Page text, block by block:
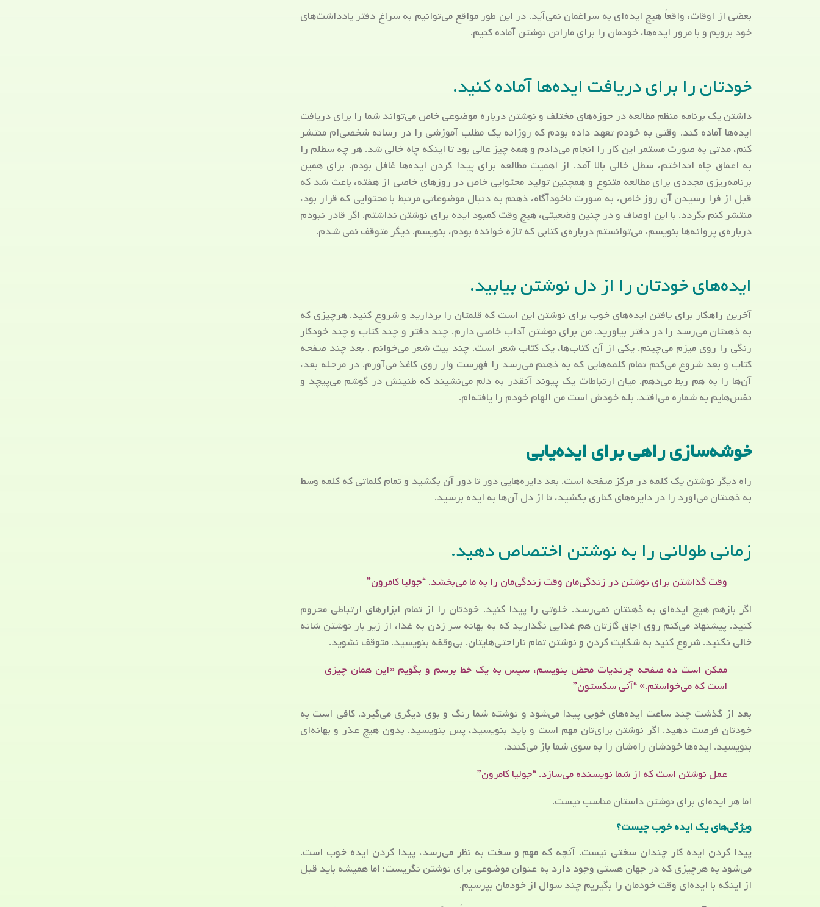
بعضی از اوقات، واقعاً هیچ ایده‌ای به سراغمان نمی‌آید. در این طور مواقع می‌توانیم به سراغ دفتر یادداشت‌های
خود برویم و با مرور ایده‌ها، خودمان را برای ماراتن نوشتن آماده کنیم.
خودتان را برای دریافت ایده‌ها آماده کنید.
داشتن یک برنامه منظم مطالعه در حوزه‌های مختلف و نوشتن درباره موضوعی خاص می‌تواند شما را برای دریافت
ایده‌ها آماده کند. وقتی به خودم تعهد داده بودم که روزانه یک مطلب آموزشی را در رسانه شخصی‌ام منتشر
کنم، مدتی به صورت مستمر این کار را انجام می‌دادم و همه چیز عالی بود تا اینکه چاه خالی شد. هر چه سطلم را
به اعماق چاه انداختم، سطل خالی بالا آمد. از اهمیت مطالعه برای پیدا کردن ایده‌ها غافل بودم. برای همین
برنامه‌ریزی مجددی برای مطالعه متنوع و همچنین تولید محتوایی خاص در روزهای خاصی از هفته، باعث شد که
قبل از فرا رسیدن آن روز خاص، به صورت ناخودآگاه، ذهنم به دنبال موضوعاتی مرتبط با محتوایی که قرار بود،
منتشر کنم بگردد. با این اوصاف و در چنین وضعیتی، هیچ وقت کمبود ایده برای نوشتن نداشتم. اگر قادر نبودم
درباره‌ی پروانه‌ها بنویسم، می‌توانستم درباره‌ی کتابی که تازه خوانده بودم، بنویسم. دیگر متوقف نمی شدم.
ایده‌های خودتان را از دل نوشتن بیابید.
آخرین راهکار برای یافتن ایده‌های خوب برای نوشتن این است که قلمتان را بردارید و شروع کنید. هرچیزی که
به ذهنتان می‌رسد را در دفتر بیاورید. من برای نوشتن آداب خاصی دارم. چند دفتر و چند کتاب و چند خودکار
رنگی را روی میزم می‌چینم. یکی از آن کتاب‌ها، یک کتاب شعر است. چند بیت شعر می‌خوانم . بعد چند صفحه
کتاب و بعد شروع می‌کنم تمام کلمه‌هایی که به ذهنم می‌رسد را فهرست وار روی کاغذ می‌آورم. در مرحله بعد،
آن‌ها را به هم ربط می‌دهم. میان ارتباطات یک پیوند آنقدر به دلم می‌نشیند که طنینش در گوشم می‌پیچد و
نفس‌هایم به شماره می‌افتد. بله خودش است من الهام خودم را یافته‌ام.
خوشه‌سازی راهی برای ایده‌یابی
راه دیگر نوشتن یک کلمه در مرکز صفحه است. بعد دایره‌هایی دور تا دور آن بکشید و تمام کلماتی که کلمه وسط
به ذهنتان می‌اورد را در دایره‌های کناری بکشید، تا از دل آن‌ها به ایده برسید.
زمانی طولانی را به نوشتن اختصاص دهید.
وقت گذاشتن برای نوشتن در زندگی‌مان وقت زندگی‌مان را به ما می‌بخشد. “جولیا کامرون”
اگر بازهم هیچ ایده‌ای به ذهنتان نمی‌رسد. خلوتی را پیدا کنید. خودتان را از تمام ابزارهای ارتباطی محروم
کنید. پیشنهاد می‌کنم روی اجاق گازتان هم غذایی نگذارید که به بهانه سر زدن به غذا، از زیر بار نوشتن شانه
خالی نکنید. شروع کنید به شکایت کردن و نوشتن تمام ناراحتی‌هایتان. بی‌وقفه بنویسید. متوقف نشوید.
ممکن است ده صفحه چرندیات محض بنویسم، سپس به یک خط برسم و بگویم «این همان چیزی
است که می‌خواستم.» “آنی سکستون”
بعد از گذشت چند ساعت ایده‌های خوبی پیدا می‌شود و نوشته شما رنگ و بوی دیگری می‌گیرد. کافی است به
خودتان فرصت دهید. اگر نوشتن برای‌تان مهم است و باید بنویسید، پس بنویسید. بدون هیچ عذر و بهانه‌ای
بنویسید. ایده‌ها خودشان راه‌شان را به سوی شما باز می‌کنند.
عمل نوشتن است که از شما نویسنده می‌سازد. “جولیا کامرون”
اما هر ایده‌ای برای نوشتن داستان مناسب نیست.
ویژگی‌های یک ایده خوب چیست؟
پیدا کردن ایده کار چندان سختی نیست. آنچه که مهم و سخت به نظر می‌رسد، پیدا کردن ایده خوب است.
می‌شود به هرچیزی که در جهان هستی وجود دارد به عنوان موضوعی برای نوشتن نگریست؛ اما همیشه باید قبل
از اینکه با ایده‌ای وقت خودمان را بگیریم چند سوال از خودمان بپرسیم.